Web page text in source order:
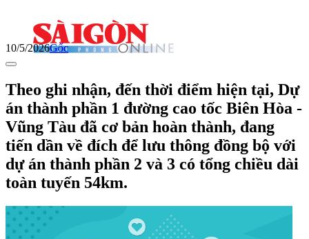
10/5/2026Gốc
Theo ghi nhận, đến thời điểm hiện tại, Dự
án thành phần 1 đường cao tốc Biên Hòa -
Vũng Tàu đã cơ bản hoàn thành, đang
tiến dần về đích để lưu thông đồng bộ với
dự án thành phần 2 và 3 có tổng chiều dài
toàn tuyến 54km.